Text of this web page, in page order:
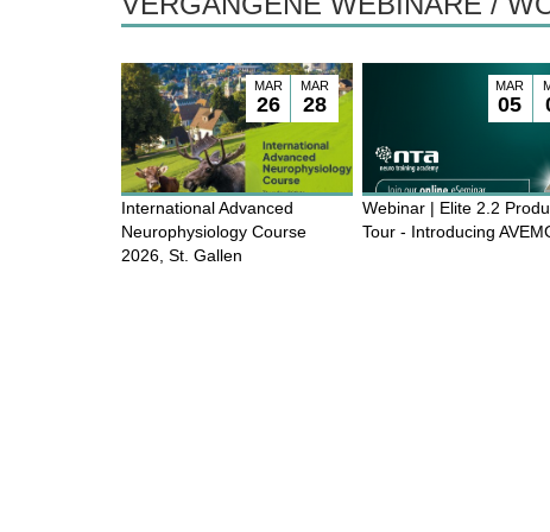
MAR
26
MAR
28
International Advanced
Neurophysiology Course
2026, St. Gallen
MAR
05
Webinar | Elite 2.2
Tour - Introducing